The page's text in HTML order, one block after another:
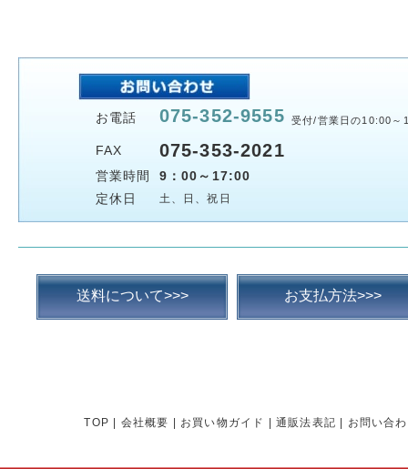
お電話 075-352-9555 受付/営業日の10:00～
FAX 075-353-2021
営業時間
9：00～17:00
定休日
土、日、祝日
送料について>>> お支払方法>>>
TOP 会社概要 お買い物ガイド 通販法表記 お問い合